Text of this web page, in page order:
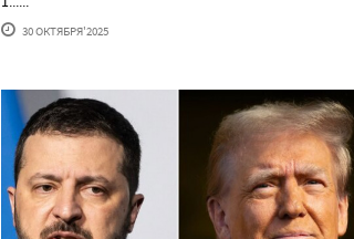
30 ОКТЯБРЯ'2025